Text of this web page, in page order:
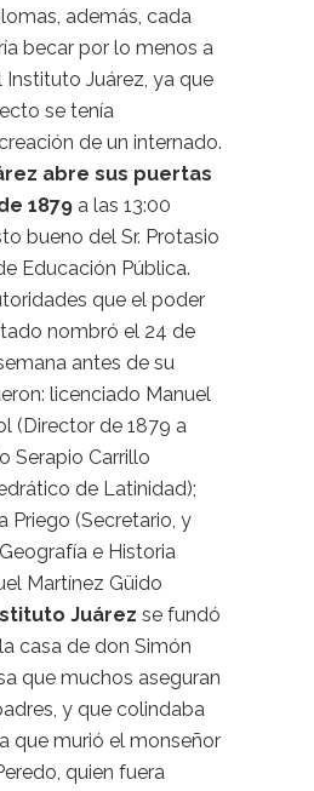
además, cada
becar por lo menos a
Instituto Juárez, ya que
se tenía
de un internado.
abre sus puertas
1879 a las 13:00
bueno del Sr. Protasio
Educación Pública.
que el poder
nombró el 24 de
antes de su
licenciado Manuel
(Director de 1879 a
Serapio Carrillo
de Latinidad);
Priego (Secretario, y
e Historia
Martínez Güido
Juárez se fundó
casa de don Simón
que muchos aseguran
y que colindaba
que murió el monseñor
quien fuera